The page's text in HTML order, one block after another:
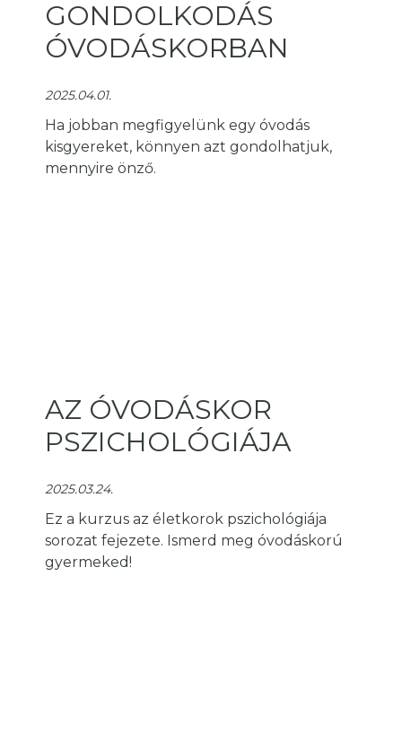
GONDOLKODÁS
ÓVODÁSKORBAN
2025.04.01.
Ha jobban megfigyelünk egy óvodás
kisgyereket, könnyen azt gondolhatjuk,
mennyire önző.
AZ ÓVODÁSKOR
PSZICHOLÓGIÁJA
2025.03.24.
Ez a kurzus az életkorok pszichológiája
sorozat fejezete. Ismerd meg óvodáskorú
gyermeked!